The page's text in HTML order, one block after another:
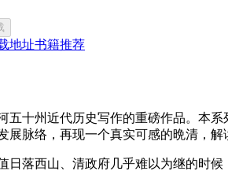
地址书籍推荐
五十州近代历史写作的重磅作品。本
展脉络，再现一个真实可感的晩清，解
日落西山、清政府几乎难以为继的时